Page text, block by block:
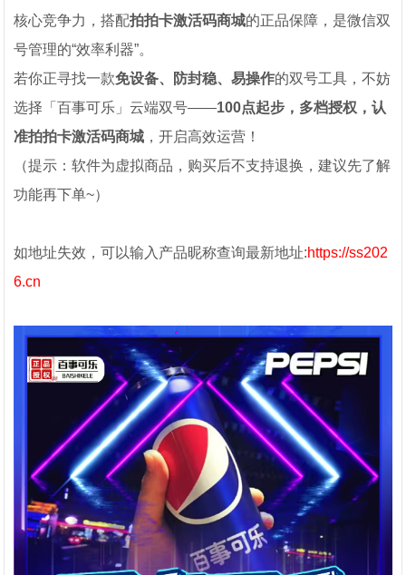
核心竞争力，搭配拍拍卡激活码商城的正品保障，是微信双
号管理的“效率利器”。
若你正寻找一款免设备、防封稳、易操作的双号工具，不妨
选择「百事可乐」云端双号——100点起步，多档授权，认
准拍拍卡激活码商城 ，开启高效运营！
（提示：软件为虚拟商品，购买后不支持退换，建议先了解
功能再下单~）
如地址失效，可以输入产品昵称查询最新地址:https://ss202
6.cn